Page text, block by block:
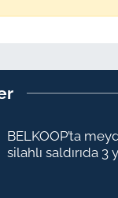
BELKOOP’ta
silahlı saldırıda 3